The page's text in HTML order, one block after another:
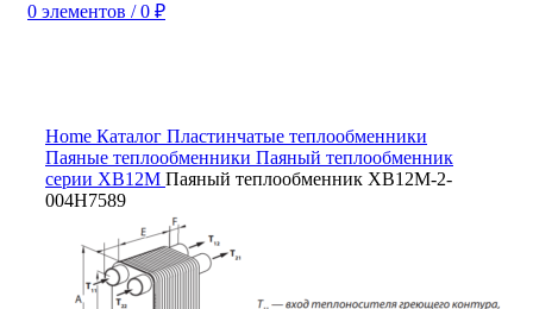
0 элементов / 0 ₽
Home Каталог Пластинчатые теплообменники
Паяные теплообменники Паяный теплообменник
серии XB12M Паяный теплообменник XB12M-2-
004H7589